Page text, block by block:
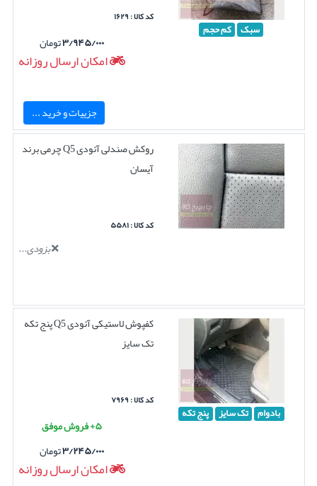
سبک کم حجم
کد کالا : ۱۶۲۹
۳/۹۴۵/۰۰۰تومان
امکان ارسال روزانه
جزییات و خرید ...
روکش صندلی آئودی Q5 چرمی برند
آیسان
کد کالا : ۵۵۸۱
بزودی...
بادوام تک سایز پنج تکه
کفپوش لاستیکی آئودی Q5 پنج تکه
تک سایز
کد کالا : ۷۹۶۹
۵+ فروش موفق
۳/۲۴۵/۰۰۰تومان
امکان ارسال روزانه